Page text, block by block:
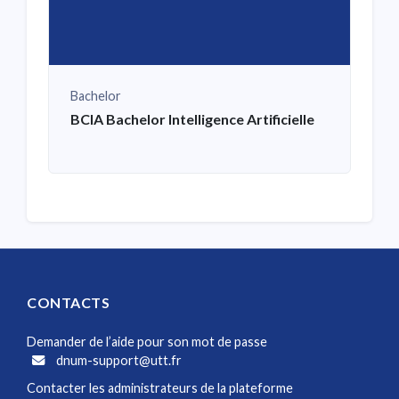
Bachelor
BCIA Bachelor Intelligence Artificielle
CONTACTS
Demander de l’aide pour son mot de passe
dnum-support@utt.fr
Contacter les administrateurs de la plateforme